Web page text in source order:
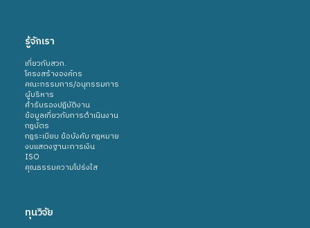
รู้จักเรา
เกี่ยวกับสวก.
โครงสร้างองค์กร
คณะกรรมการ/อนุกรรมการ
ผู้บริหาร
คำรับรองปฎิบัติงาน
ข้อมูลเกี่ยวกับการดำเนินงาน
กฎบัตร
กฎระเบียบ ข้อบังคับ กฎหมาย
งบแสดงฐานะการเงิน
ISO
คุณธรรมความโปร่งใส
ทุนวิจัย